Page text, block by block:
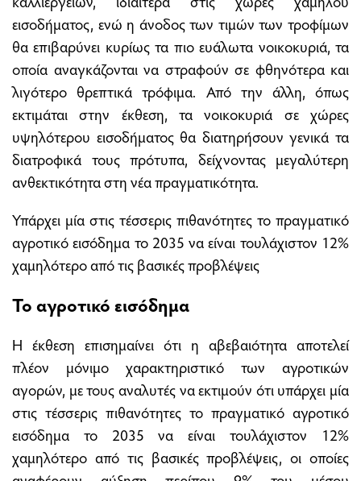
εισοδήματος, ενώ η άνοδος των τιμών των τροφίμων
θα επιβαρύνει κυρίως τα πιο ευάλωτα νοικοκυριά, τα
οποία αναγκάζονται να στραφούν σε φθηνότερα και
λιγότερο θρεπτικά τρόφιμα. Από την άλλη, όπως
εκτιμάται στην έκθεση, τα νοικοκυριά σε χώρες
υψηλότερου εισοδήματος θα διατηρήσουν γενικά τα
διατροφικά τους πρότυπα, δείχνοντας μεγαλύτερη
ανθεκτικότητα στη νέα πραγματικότητα.
Υπάρχει μία στις τέσσερις πιθανότητες το πραγματικό
αγροτικό εισόδημα το 2035 να είναι τουλάχιστον 12%
χαμηλότερο από τις βασικές προβλέψεις
Το αγροτικό εισόδημα
Η έκθεση επισημαίνει ότι η αβεβαιότητα αποτελεί
πλέον μόνιμο χαρακτηριστικό των αγροτικών
αγορών, με τους αναλυτές να εκτιμούν ότι υπάρχει μία
στις τέσσερις πιθανότητες το πραγματικό αγροτικό
εισόδημα το 2035 να είναι τουλάχιστον 12%
χαμηλότερο από τις βασικές προβλέψεις, οι οποίες